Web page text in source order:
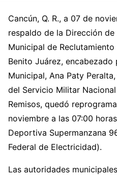
Cancún, Q. R., a 07 de
respaldo de la Dirección
Municipal de
Benito Juárez, encabezado
Municipal, Ana Paty
del Servicio Militar
Remisos, quedó
noviembre a las 07:00
Deportiva Supermanzana
Federal de Electricidad).
Las autoridades